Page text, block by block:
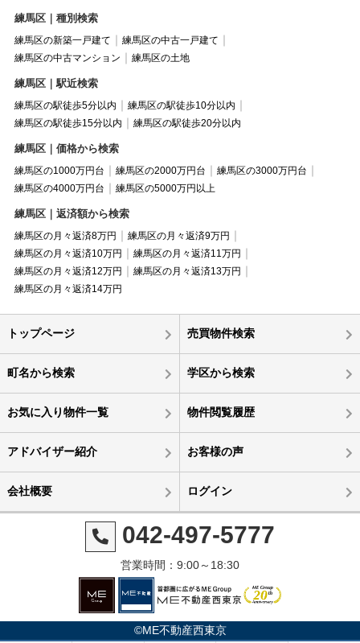
練馬区｜種別検索
練馬区の新築一戸建て
練馬区の中古一戸建て
練馬区の中古マンション
練馬区の土地
練馬区｜駅近検索
練馬区の駅徒歩5分以内
練馬区の駅徒歩10分以内
練馬区の駅徒歩15分以内
練馬区の駅徒歩20分以内
練馬区｜価格から検索
練馬区の1000万円台 練馬区の2000万円台
練馬区の3000万円台
練馬区の4000万円台
練馬区の5000万円以上
練馬区｜返済額から検索
練馬区の月々返済8万円
練馬区の月々返済9万円
練馬区の月々返済10万円
練馬区の月々返済11万円
練馬区の月々返済12万円
練馬区の月々返済13万円
練馬区の月々返済14万円
トップページ 売買物件検索
町名から検索 学区から検索
お気に入り物件一覧 物件閲覧履歴
アドバイザー紹介 お客様の声
会社概要 ログイン
042-497-5777
営業時間：9:00～18:30
©ME不動産西東京